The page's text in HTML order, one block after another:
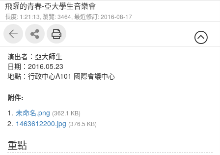
飛躍的青春-亞大學生音樂會
長度: 1:21:13, 瀏覽: 3464, 最近修訂: 2016-08-17
演出者：亞大師生
日期：2016.05.23
地點：行政中心A101 國際會議中心
附件:
1. 未命名.png (362.1 KB)
2. 1463612200.jpg (376.5 KB)
重點